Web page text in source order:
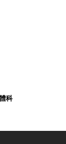
科